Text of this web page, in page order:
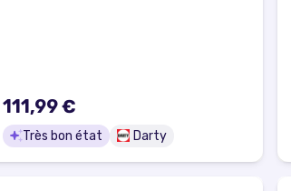
111,99 €
Très bon état Darty